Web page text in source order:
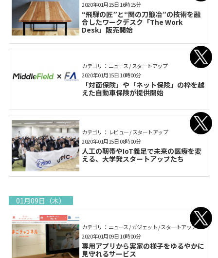
“飛騨の匠”と“関の刀鍛冶”の技術を融
合したワークデスク「The Work
Desk」販売開始
2020年01月15日 16時15分
カテゴリ： ニュース / スタートアップ
「対面保険」や「ネット保険」の枠を越
えた自動車保険が提供開始
2020年01月15日 10時00分
カテゴリ： レビュー / スタートアップ
人工の靭帯やIoT義足で未来の医療を変
える、大学発スタートアップたち
2020年01月15日 08時00分
01月09日（木）
カテゴリ： ニュース / ガジェット / スタートアップ
専用アプリから実家の様子をゆるやかに
見守れるサービス
2020年01月09日 10時00分